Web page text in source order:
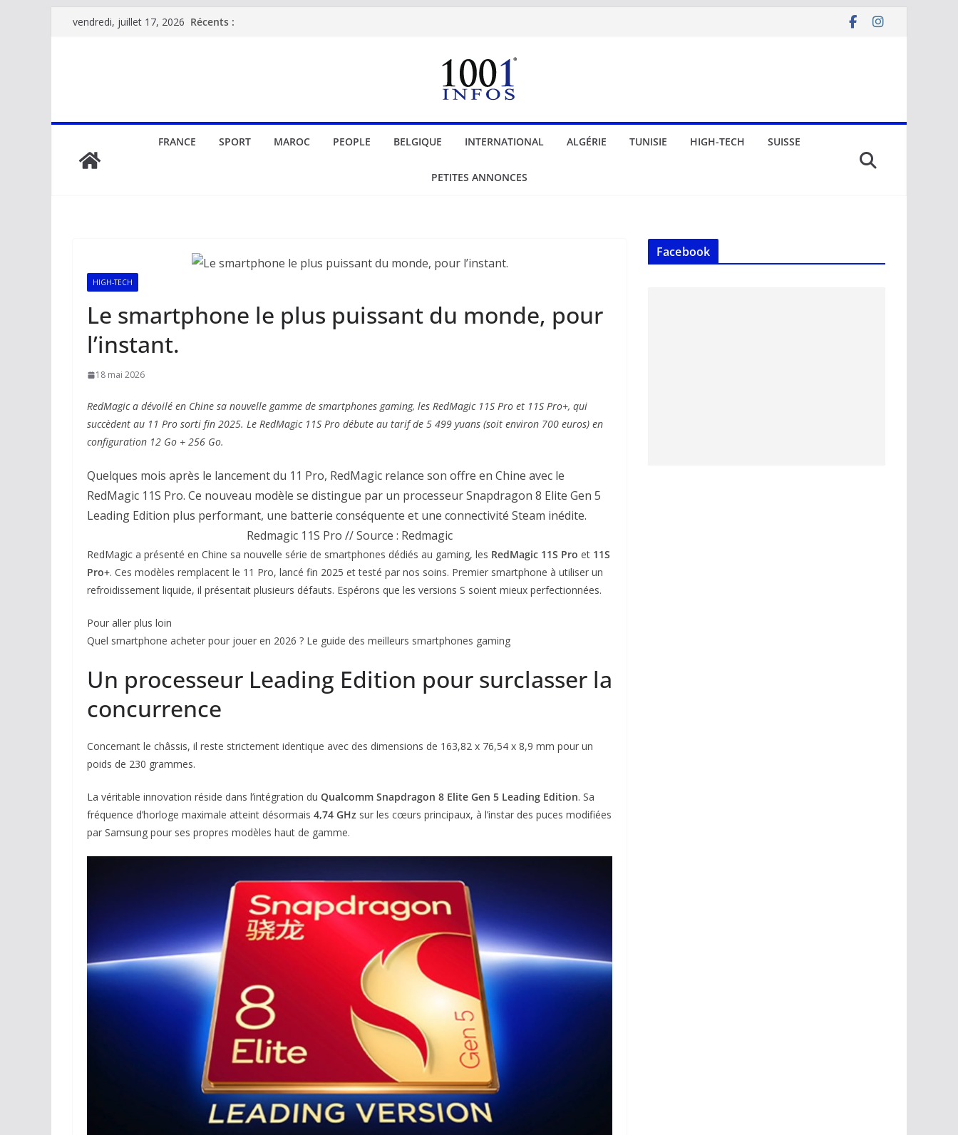
Passervendredi, juillet 17, 2026 Récents :
FRANCE SPORT MAROC PEOPLE BELGIQUE INTERNATIONAL ALGÉRIE TUNISIE HIGH-TECH SUISSE
PETITES ANNONCES
HIGH-TECH
Le smartphone le plus puissant du monde, pour
l’instant.
18 mai 2026
RedMagic a dévoilé en Chine sa nouvelle gamme de smartphones gaming, les RedMagic 11S Pro et 11S Pro+, qui
succèdent au 11 Pro sorti fin 2025. Le RedMagic 11S Pro débute au tarif de 5 499 yuans (soit environ 700 euros) en
configuration 12 Go + 256 Go.
Quelques mois après le lancement du 11 Pro, RedMagic relance son offre en Chine avec le
RedMagic 11S Pro. Ce nouveau modèle se distingue par un processeur Snapdragon 8 Elite Gen 5
Leading Edition plus performant, une batterie conséquente et une connectivité Steam inédite.
Redmagic 11S Pro // Source : Redmagic
RedMagic a présenté en Chine sa nouvelle série de smartphones dédiés au gaming, les RedMagic 11S Pro et 11S
Pro+. Ces modèles remplacent le 11 Pro, lancé fin 2025 et testé par nos soins. Premier smartphone à utiliser un
refroidissement liquide, il présentait plusieurs défauts. Espérons que les versions S soient mieux perfectionnées.
Pour aller plus loin
Quel smartphone acheter pour jouer en 2026 ? Le guide des meilleurs smartphones gaming
Un processeur Leading Edition pour surclasser la
concurrence
Concernant le châssis, il reste strictement identique avec des dimensions de 163,82 x 76,54 x 8,9 mm pour un
poids de 230 grammes.
La véritable innovation réside dans l’intégration du Qualcomm Snapdragon 8 Elite Gen 5 Leading Edition. Sa
fréquence d’horloge maximale atteint désormais 4,74 GHz sur les cœurs principaux, à l’instar des puces modifiées
par Samsung pour ses propres modèles haut de gamme.
Facebook